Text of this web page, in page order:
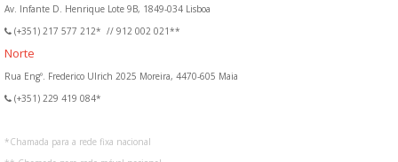
Av. Infante D. Henrique Lote 9B, 1849-034 Lisboa
(+351) 217 577 212* // 912 002 021**
Norte
Rua Engº. Frederico Ulrich 2025 Moreira, 4470-605 Maia
(+351) 229 419 084*
*Chamada para a rede fixa nacional